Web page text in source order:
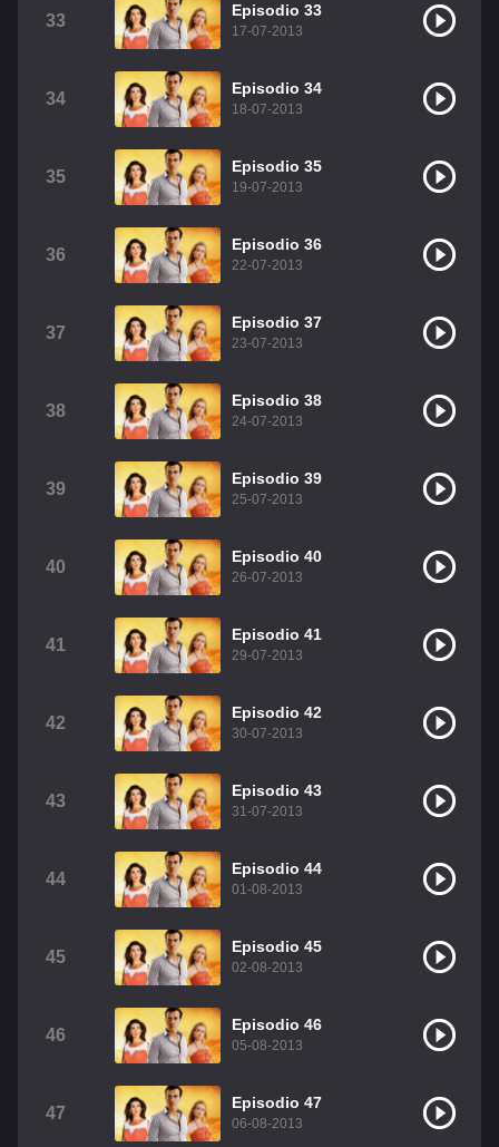
33
Episodio 33
17-07-2013
34
Episodio 34
18-07-2013
35
Episodio 35
19-07-2013
36
Episodio 36
22-07-2013
37
Episodio 37
23-07-2013
38
Episodio 38
24-07-2013
39
Episodio 39
25-07-2013
40
Episodio 40
26-07-2013
41
Episodio 41
29-07-2013
42
Episodio 42
30-07-2013
43
Episodio 43
31-07-2013
44
Episodio 44
01-08-2013
45
Episodio 45
02-08-2013
46
Episodio 46
05-08-2013
47
Episodio 47
06-08-2013